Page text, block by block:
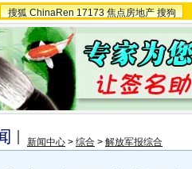
搜狐 ChinaRen 17173 焦点房地产 搜狗
新闻中心 > 综合 > 解放军报综合